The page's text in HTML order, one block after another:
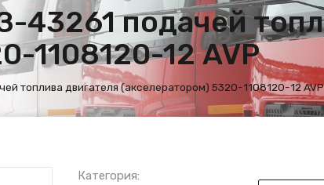
43261 подачей
1108120-12 AVP
топлива двигателя (акселератором) 5320-1108120-12 AVP
Категория: